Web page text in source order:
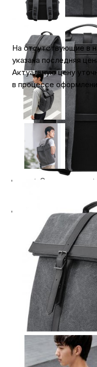
На отсутствующие в
указана последняя
Актуальную цену
в процессе
⭐️ Отзывы о нас ⭐️
Оплата
Оплачивайте
интернет-